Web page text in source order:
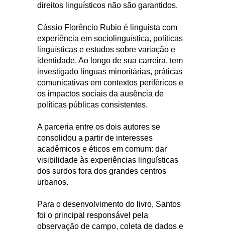
direitos linguísticos não são garantidos.
Cássio Florêncio Rubio é linguista com
experiência em sociolinguística, políticas
linguísticas e estudos sobre variação e
identidade. Ao longo de sua carreira, tem
investigado línguas minoritárias, práticas
comunicativas em contextos periféricos e
os impactos sociais da ausência de
políticas públicas consistentes.
A parceria entre os dois autores se
consolidou a partir de interesses
acadêmicos e éticos em comum: dar
visibilidade às experiências linguísticas
dos surdos fora dos grandes centros
urbanos.
Para o desenvolvimento do livro, Santos
foi o principal responsável pela
observação de campo, coleta de dados e